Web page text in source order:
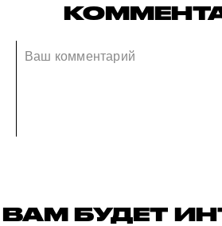
ВАМ БУДЕТ